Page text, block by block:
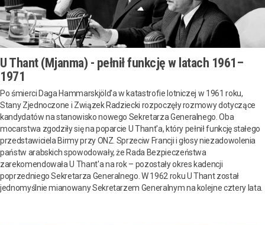
U Thant (Mjanma) - pełnił funkcję w latach 1961–
1971
Po śmierci Daga Hammarskjöld'a w katastrofie lotniczej w 1961 roku,
Stany Zjednoczone i Związek Radziecki rozpoczęły rozmowy dotyczące
kandydatów na stanowisko nowego Sekretarza Generalnego. Oba
mocarstwa zgodziły się na poparcie U Thant'a, który pełnił funkcję stałego
przedstawiciela Birmy przy ONZ. Sprzeciw Francji i głosy niezadowolenia
państw arabskich spowodowały, że Rada Bezpieczeństwa
zarekomendowała U Thant'a na rok – pozostały okres kadencji
poprzedniego Sekretarza Generalnego. W 1962 roku U Thant został
jednomyślnie mianowany Sekretarzem Generalnym na kolejne cztery lata.